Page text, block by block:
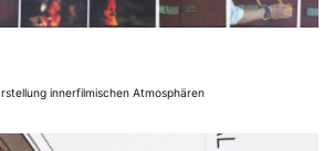
innerfilmischen Atmosphären